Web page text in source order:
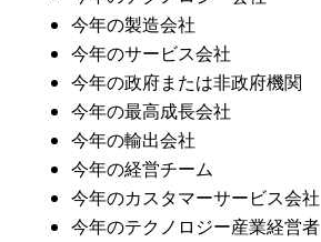
今年の製造会社
今年のサービス会社
今年の政府または非政府機関
今年の最高成長会社
今年の輸出会社
今年の経営チーム
今年のカスタマーサービス会社
今年のテクノロジー産業経営者